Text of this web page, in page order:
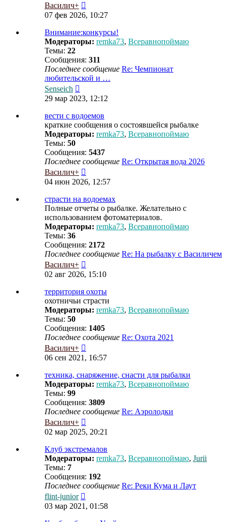
Василич+
последнему
сообщению
07 фев 2026, 10:27
Внимание:конкурсы!
Модераторы: remka73, Всеравнопоймаю
Темы: 22
Сообщения: 311
Последнее сообщение Re: Чемпионат
любительской и …
Senseich
к
последнему
сообщению
29 мар 2023, 12:12
вести с водоемов
краткие сообщения о состоявшейся рыбалке
Модераторы: remka73, Всеравнопоймаю
Темы: 50
Сообщения: 5437
Последнее сообщение Re: Открытая вода 2026
Василич+
к
последнему
сообщению
04 июн 2026, 12:57
страсти на водоемах
Полные отчеты о рыбалке. Желательно с
использованием фотоматериалов.
Модераторы: remka73, Всеравнопоймаю
Темы: 36
Сообщения: 2172
Последнее сообщение Re: На рыбалку с Василичем
Василич+
к
сообщению
02 авг 2026, 15:10
территория охоты
охотничьи страсти
Модераторы: remka73, Всеравнопоймаю
Темы: 50
Сообщения: 1405
Последнее сообщение Re: Охота 2021
Василич+
к
сообщению
06 сен 2021, 16:57
техника, снаряжение, снасти для рыбалки
Модераторы: remka73, Всеравнопоймаю
Темы: 99
Сообщения: 3809
Последнее сообщение Re: Аэролодки
Василич+
последнему
сообщению
02 мар 2025, 20:21
Клуб экстремалов
Модераторы: remka73, Всеравнопоймаю, Jurii
Темы: 7
Сообщения: 192
Последнее сообщение Re: Реки Кума и Лаут
flint-junior
последнему
03 мар 2021, 01:58